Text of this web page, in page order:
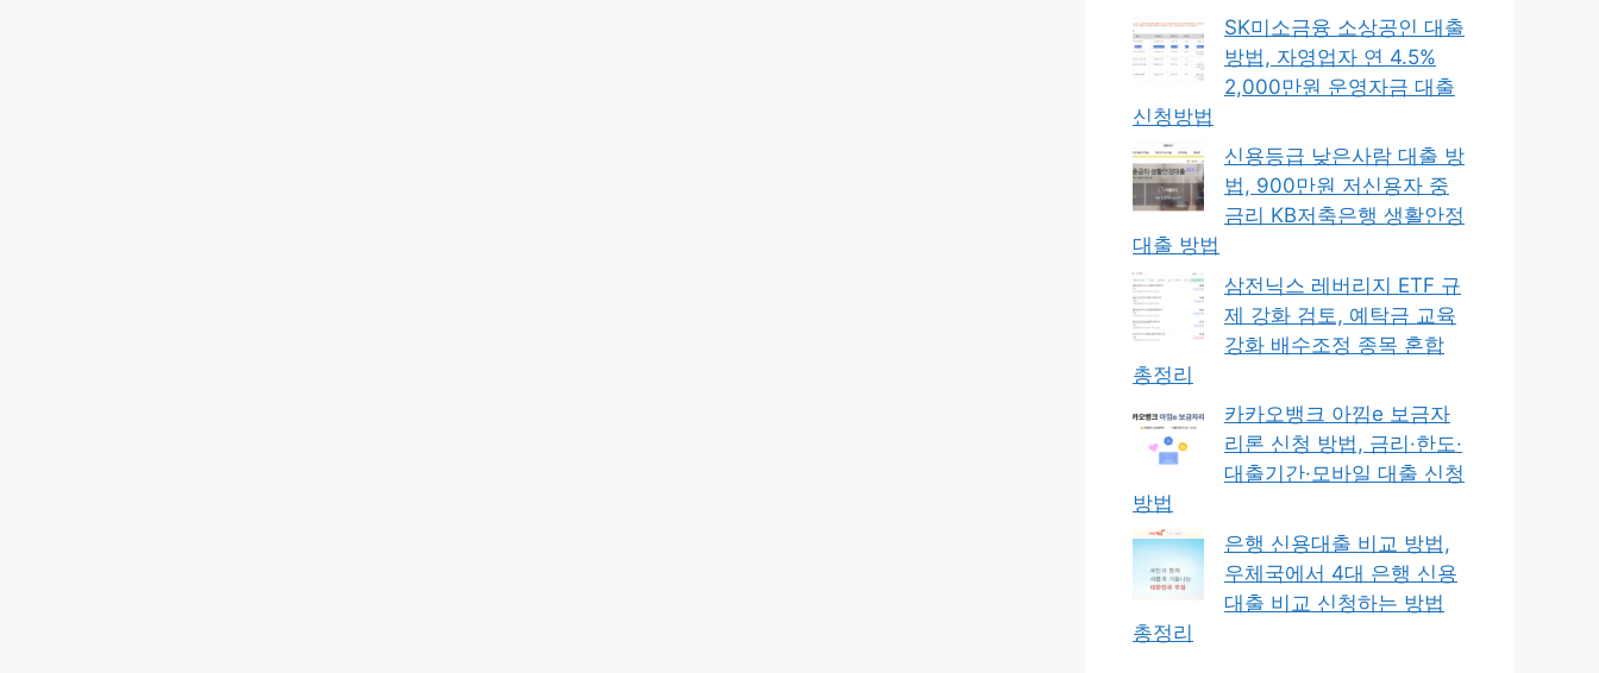
SK미소금융 소상공인 대출
방법, 자영업자 연 4.5%
2,000만원 운영자금 대출
신청방법
신용등급 낮은사람 대출 방
법, 900만원 저신용자 중
금리 KB저축은행 생활안정
대출 방법
삼전닉스 레버리지 ETF 규
제 강화 검토, 예탁금 교육
강화 배수조정 종목 혼합
총정리
카카오뱅크 아낌e 보금자
리론 신청 방법, 금리·한도·
대출기간·모바일 대출 신청
방법
은행 신용대출 비교 방법,
우체국에서 4대 은행 신용
대출 비교 신청하는 방법
총정리